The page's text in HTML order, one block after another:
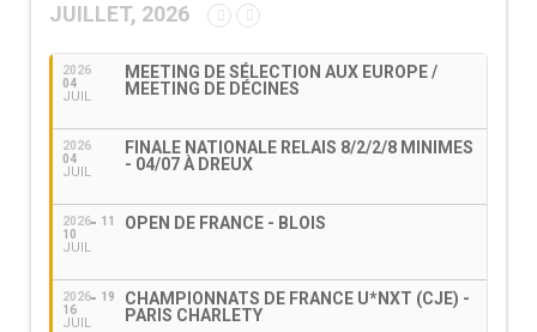
JUILLET, 2026
2026
04
JUIL
MEETING DE SÉLECTION AUX EUROPE /
MEETING DE DÉCINES
2026
04
JUIL
FINALE NATIONALE RELAIS 8/2/2/8 MINIMES
- 04/07 À DREUX
2026
10
JUIL
11 OPEN DE FRANCE - BLOIS
2026
16
JUIL
19
CHAMPIONNATS DE FRANCE U*NXT (CJE) -
PARIS CHARLETY